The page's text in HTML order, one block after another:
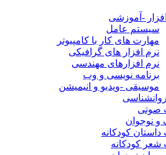
-آموزشی
سیستم عامل
مهارت های کار با کامپیوتر
نرم افزار های گرافیکی
نرم افزارهای مهندسی
برنامه نویسی و وب
موسیقی -ویدیو و انیمیشن
صوتی
و نوجوان
داستان کودکانه
شعر کودکانه